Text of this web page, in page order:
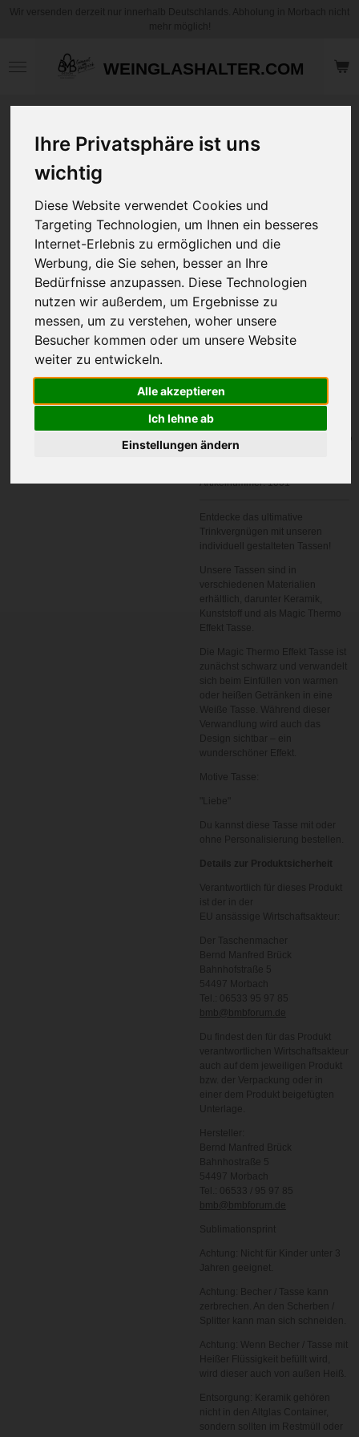
Ihre Privatsphäre ist uns
wichtig
Diese Website verwendet Cookies und
Targeting Technologien, um Ihnen ein besseres
Internet-Erlebnis zu ermöglichen und die
Werbung, die Sie sehen, besser an Ihre
Bedürfnisse anzupassen. Diese Technologien
nutzen wir außerdem, um Ergebnisse zu
messen, um zu verstehen, woher unsere
Besucher kommen oder um unsere Website
weiter zu entwickeln.
Alle akzeptieren
Ich lehne ab
Einstellungen ändern
WEINGLASHALTER.COM
Becher / Tasse -
Personalisierung
12,95 €
Versandkosten
Art
In den
Artikelnummer: 1001
Entdecke das ultimative
Trinkvergnügen mit unseren
individuell gestalteten Tassen!
Unsere Tassen sind in
verschiedenen Materialien
erhältlich, darunter Keramik,
Kunststoff und als Magic Thermo
Effekt Tasse.
Die Magic Thermo Effekt Tasse ist
zunächst schwarz und verwandelt
sich beim Einfüllen von warmen
oder heißen Getränken in eine
Weiße Tasse. Während dieser
Verwandlung wird auch das
Design sichtbar – ein
wunderschöner Effekt.
Motive Tasse:
"Liebe"
Du kannst diese Tasse mit oder
ohne Personalisierung bestellen.
Details zur Produktsicherheit
Verantwortlich für dieses Produkt
ist der in der
EU ansässige Wirtschaftsakteur:
Der Taschenmacher
Bernd Manfred Brück
Bahnhofstraße 5
54497 Morbach
Tel.: 06533 95 97 85
bmb@bmbforum.de
Du findest den für das Produkt
verantwortlichen Wirtschaftsakteur
auch auf dem jeweiligen Produkt
bzw. der Verpackung oder in
einer dem Produkt beigefügten
Unterlage.
Hersteller:
Bernd Manfred Brück
Bahnhostraße 5
54497 Morbach
Tel.: 06533 / 95 97 85
bmb@bmbforum.de
Sublimationsprint
Achtung: Nicht für Kinder unter 3
Jahren geeignet.
Achtung: Becher / Tasse kann
zerbrechen. An den Scherben /
Splitter kann man sich schneiden.
Achtung: Wenn Becher / Tasse mit
Heißer Flüssigkeit befüllt wird,
wird dieser auch von außen Heiß.
Entsorgung: Keramik gehören
nicht in den Altglas Container,
sondern sollten im Restmüll oder